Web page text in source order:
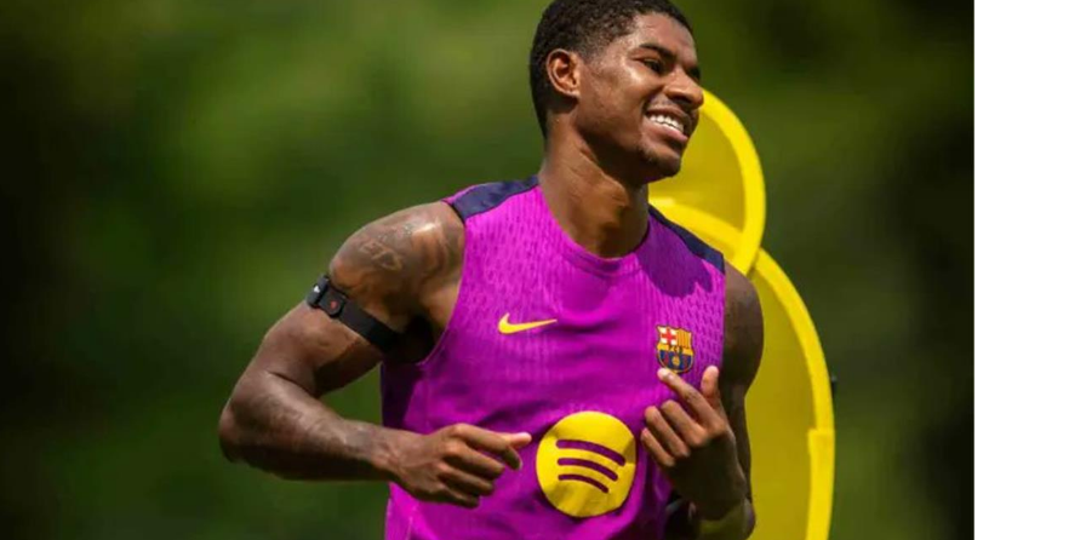
الوداع الأخير.. دفن جثامين الضحايا
الأربعة بقرية السعدية في الفيوم
افتتاح أكبر صرح ديني في القوصية..
مليون جنيه